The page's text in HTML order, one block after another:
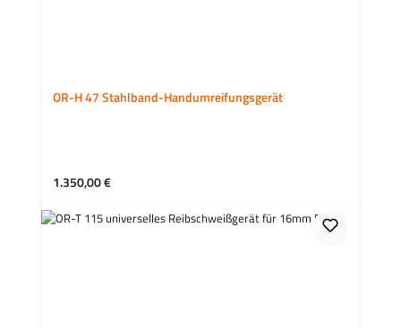
OR-H 47 Stahlband-Handumreifungsgerät
Regulärer Preis:
1.350,00 €